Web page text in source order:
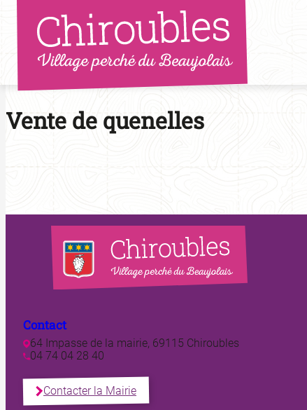
Aller
au
contenu
Vente de quenelles
Contact
64 Impasse de la mairie, 69115 Chiroubles
04 74 04 28 40
Contacter la Mairie